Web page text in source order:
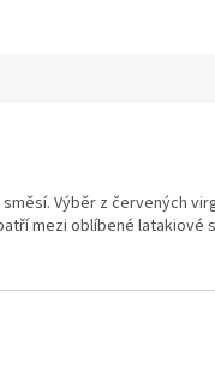
Výběr z červených
mezi oblíbené latakiové